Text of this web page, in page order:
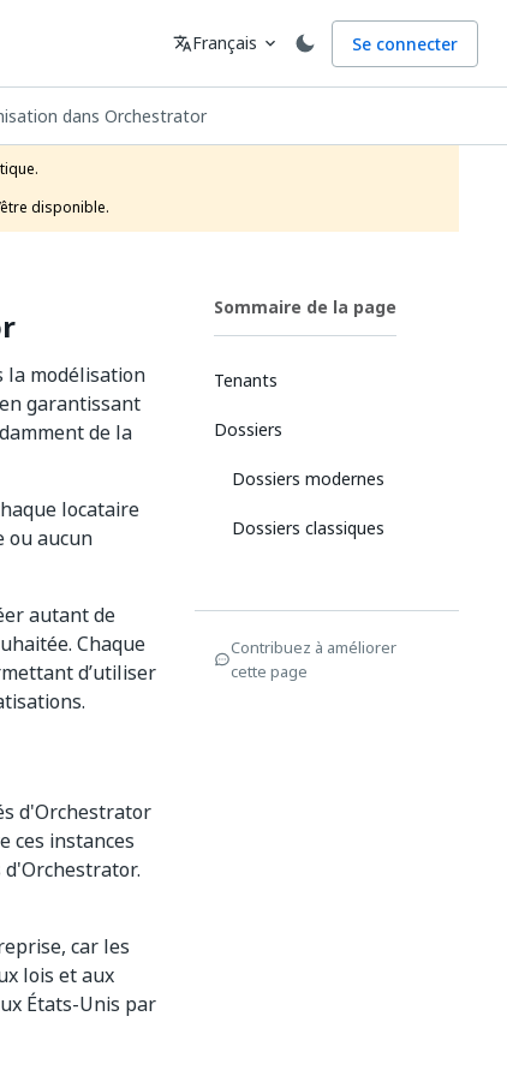
Langue
translateFrançais expand_more Se connecter
dans Orchestrator
disponible.
modélisation
garantissant
de la
locataire
ou aucun
autant de
Chaque
d’utiliser
d'Orchestrator
ces instances
car les
lois et aux
États-Unis par
Sommaire de la page
Tenants
Dossiers
Dossiers modernes
Dossiers classiques
Contribuez à améliorer
cette page